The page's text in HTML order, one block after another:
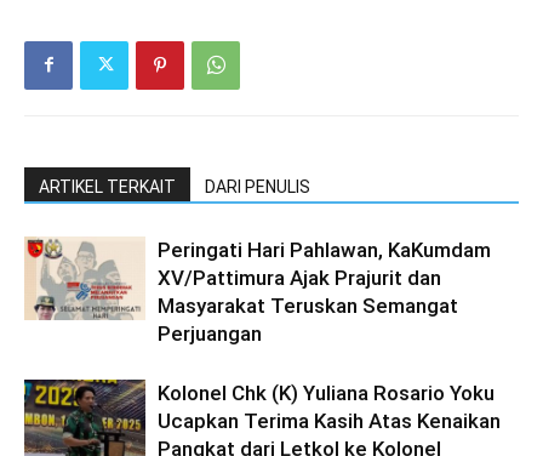
ARTIKEL TERKAIT DARI PENULIS
Peringati Hari Pahlawan, KaKumdam
XV/Pattimura Ajak Prajurit dan
Masyarakat Teruskan Semangat
Perjuangan
Kolonel Chk (K) Yuliana Rosario Yoku
Ucapkan Terima Kasih Atas Kenaikan
Pangkat dari Letkol ke Kolonel